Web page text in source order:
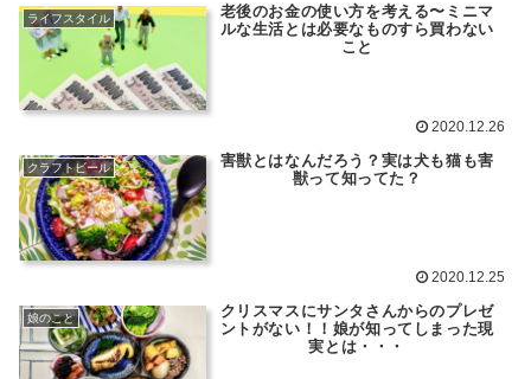
ライフスタイル
老後のお金の使い方を考える〜ミニマ
ルな生活とは必要なものすら買わない
こと
2020.12.26
クラフトビール
害獣とはなんだろう？実は犬も猫も害
獣って知ってた？
2020.12.25
娘のこと
クリスマスにサンタさんからのプレゼ
ントがない！！娘が知ってしまった現
実とは・・・